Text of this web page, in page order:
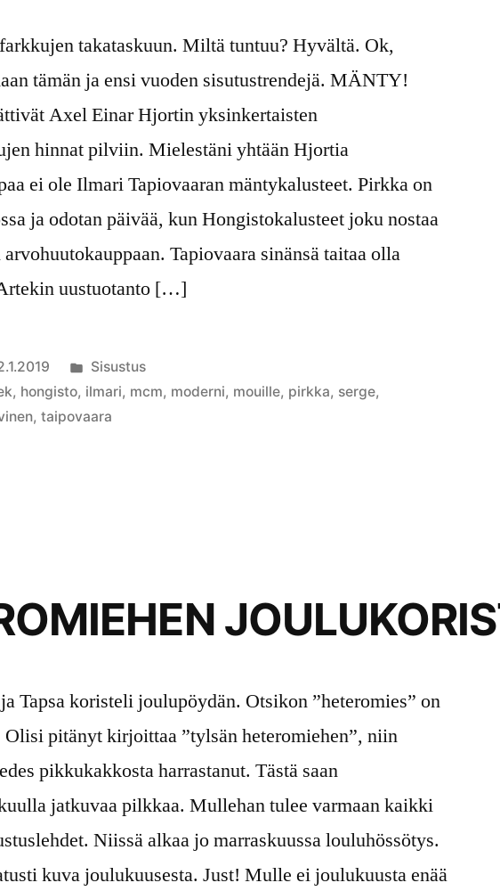
takataskuun. Miltä tuntuu? Hyvältä. Ok,
tämän ja ensi vuoden sisutustrendejä. MÄNTY!
Axel Einar Hjortin yksinkertaisten
hinnat pilviin. Mielestäni yhtään Hjortia
ei ole Ilmari Tapiovaaran mäntykalusteet. Pirkka on
ja odotan päivää, kun Hongistokalusteet joku nostaa
Tapiovaara sinänsä taitaa olla
uustuotanto […]
Julkaistu
kategoriassa
Sisustus
, hongisto, ilmari, mcm, moderni, mouille, pirkka, serge,
,taipovaara
Tapsa koristeli joulupöydän. Otsikon ”heteromies” on
Olisi pitänyt kirjoittaa ”tylsän heteromiehen”, niin
pikkukakkosta harrastanut. Tästä saan
jatkuvaa pilkkaa. Mullehan tulee varmaan kaikki
Niissä alkaa jo marraskuussa louluhössötys.
kuva joulukuusesta. Just! Mulle ei joulukuusta enää